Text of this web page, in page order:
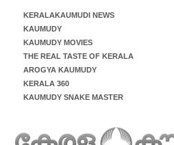
KERALAKAUMUDI NEWS
KAUMUDY
KAUMUDY MOVIES
THE REAL TASTE OF KERALA
AROGYA KAUMUDY
KERALA 360
KAUMUDY SNAKE MASTER